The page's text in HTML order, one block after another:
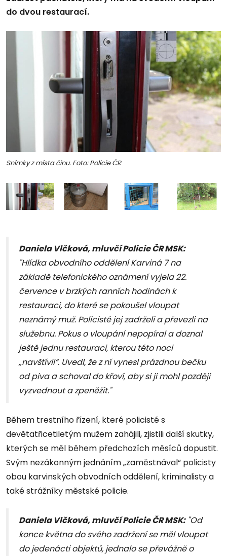
do dvou restaurací.
Snímky z místa činu. Foto: Policie ČR
Daniela Vlčková, mluvčí Policie ČR MSK:
"Hlídka obvodního oddělení Karviná 7 na
základě telefonického oznámení vyjela 22.
července v brzkých ranních hodinách k
restauraci, do které se pokoušel vloupat
neznámý muž. Policisté jej zadrželi a převezli na
služebnu. Pokus o vloupání nepopíral a doznal
ještě jednu restauraci, kterou této noci
„navštívil“. Uvedl, že z ní vynesl prázdnou bečku
od piva a schoval do křoví, aby si ji mohl později
vyzvednout a zpeněžit."
Během trestního řízení, které policisté s
devětatřicetiletým mužem zahájili, zjistili další skutky,
kterých se měl během předchozích měsíců dopustit.
Svým nezákonným jednáním „zaměstnával“ policisty
obou karvinských obvodních oddělení, kriminalisty a
také strážníky městské policie.
Daniela Vlčková, mluvčí Policie ČR MSK:"Od
konce května do svého zadržení se měl vloupat
do jedenácti objektů, jednalo se převážně o